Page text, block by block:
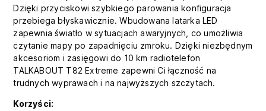
Dzięki przyciskowi szybkiego parowania konfiguracja
przebiega błyskawicznie. Wbudowana latarka LED
zapewnia światło w sytuacjach awaryjnych, co umożliwia
czytanie mapy po zapadnięciu zmroku. Dzięki niezbędnym
akcesoriom i zasięgowi do 10 km radiotelefon
TALKABOUT T82 Extreme zapewni Ci łączność na
trudnych wyprawach i na najwyższych szczytach.
Korzyści: